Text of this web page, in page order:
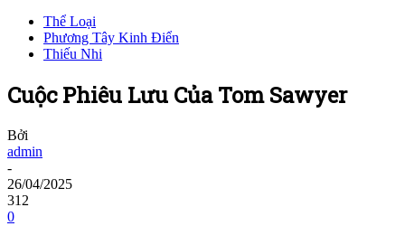
Thể Loại
Phương Tây Kinh Điển
Thiếu Nhi
Cuộc Phiêu Lưu Của Tom Sawyer
Bởi
admin
-
26/04/2025
312
0